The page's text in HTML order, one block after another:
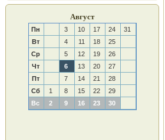
Август
Пн 3 10 17 24
31
Вт
4 11 18
25
Ср
5 12 19
26
Чт
6 13 20
27
Пт
7 14 21
28
Сб
1 8 15 22
29
Вс
2 9 16 23 30